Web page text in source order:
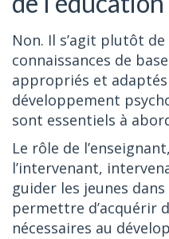
Non. Il s’agit plutôt
connaissances de
appropriés et
développement
sont essentiels à
Le rôle de
l’intervenant,
guider les jeunes
permettre d’acquérir
nécessaires au